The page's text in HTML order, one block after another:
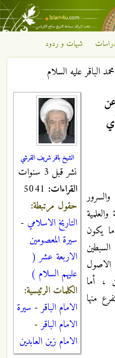
شبهات و ردود
الباقر عليه السلام
الشيخ باقر شريف القرشي
نشر قبل 3 سنوات
القراءات:
حقول مرتبطة:
التاريخ الاسلامي -
سيرة المعصومين
الاربعة عشر (
عليهم السلام )
الكلمات الرئيسية:
الامام الباقر- سيرة
الامام الباقر-
الامام زين العابدين
يكون
الاصول
، أما
منها